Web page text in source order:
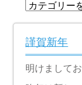
謹賀新年
明けまして